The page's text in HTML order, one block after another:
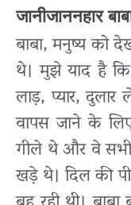
जानीजाननहार
बाबा, मनुष्य को
थे। मुझे याद है
लाड़, प्यार,
वापस जाने के
गीले थे और वे
खड़े थे। दिल की